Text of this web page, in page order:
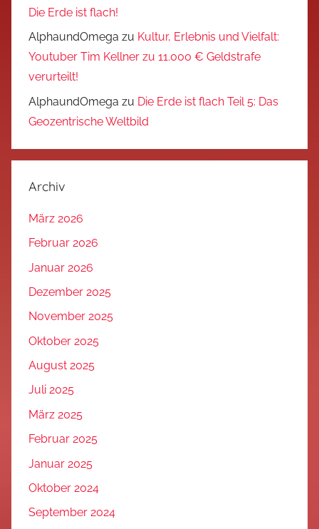
Die Erde ist flach!
AlphaundOmega zu Kultur, Erlebnis und Vielfalt:
Youtuber Tim Kellner zu 11.000 € Geldstrafe
verurteilt!
AlphaundOmega zu Die Erde ist flach Teil 5: Das
Geozentrische Weltbild
Archiv
März 2026
Februar 2026
Januar 2026
Dezember 2025
November 2025
Oktober 2025
August 2025
Juli 2025
März 2025
Februar 2025
Januar 2025
Oktober 2024
September 2024